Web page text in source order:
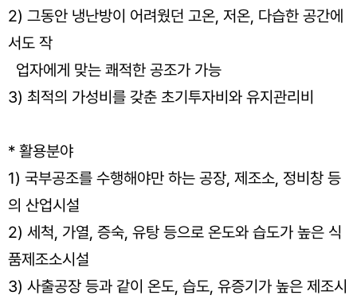
2) 그동안 냉난방이 어려웠던 고온, 저온, 다습한 공간에
서도 작
업자에게 맞는 쾌적한 공조가 가능
3) 최적의 가성비를 갖춘 초기투자비와 유지관리비
* 활용분야
1) 국부공조를 수행해야만 하는 공장, 제조소, 정비창 등
의 산업시설
2) 세척, 가열, 증숙, 유탕 등으로 온도와 습도가 높은 식
품제조소시설
3) 사출공장 등과 같이 온도, 습도, 유증기가 높은 제조시